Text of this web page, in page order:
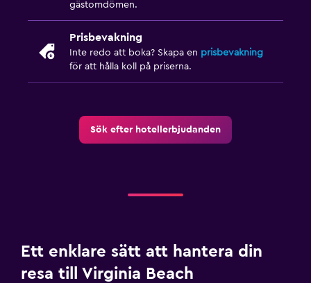
gästomdömen.
Prisbevakning
Inte redo att boka? Skapa en prisbevakning
för att hålla koll på priserna.
Sök efter hotellerbjudanden
Ett enklare sätt att hantera din
resa till Virginia Beach